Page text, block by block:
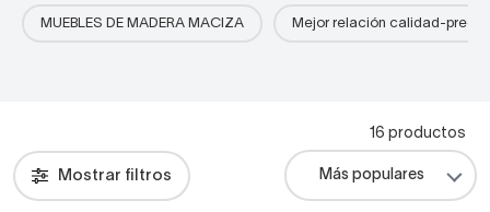
MUEBLES DE MADERA MACIZA Mejor relación calidad-precio
Mostrar filtros
16 productos